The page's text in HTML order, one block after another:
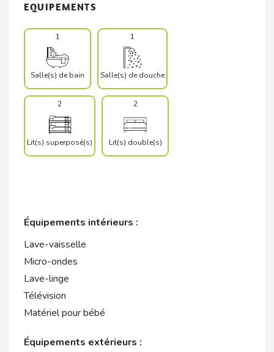
EQUIPEMENTS
1
Salle(s) de bain
1
Salle(s) de douche
2
Lit(s) superposé(s)
2
Lit(s) double(s)
Équipements intérieurs :
Lave-vaisselle
Micro-ondes
Lave-linge
Télévision
Matériel pour bébé
Équipements extérieurs :